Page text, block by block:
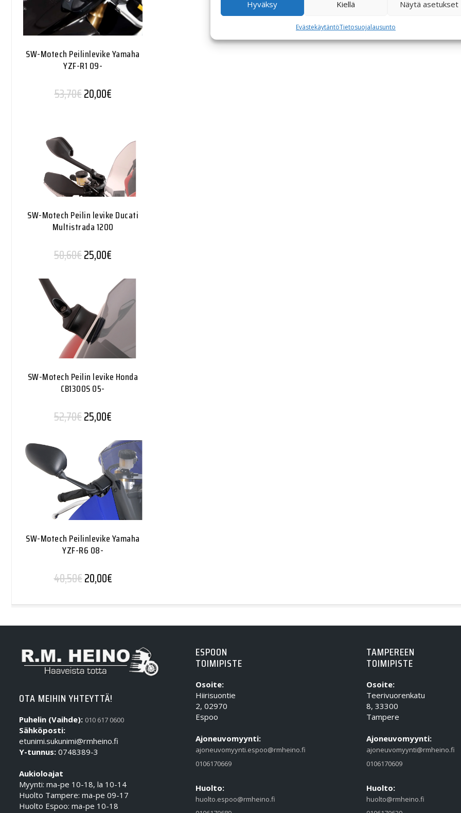
Hyväksy Kiellä Näytä asetukset
EvästekäytäntöTietosuojalausunto
SW-Motech Peilinlevike Yamaha
YZF-R1 09-
53,70€Alkuperäinen hinta oli: 53,70€.
20,00€Nykyinen hinta on: 20,00€.
SW-Motech Peilin levike Ducati
Multistrada 1200
50,60€Alkuperäinen hinta oli: 50,60€.
25,00€
SW-Motech Peilin levike Honda
CB1300S 05-
52,70€Alkuperäinen hinta oli: 52,70€.
25,00€
SW-Motech Peilinlevike Yamaha
YZF-R6 08-
40,50€Alkuperäinen hinta oli: 40,50€.
20,00€Nykyinen hinta on: 20,00€.
OTA MEIHIN YHTEYTTÄ!
Puhelin (Vaihde): 010 617 0600
Sähköposti:
etunimi.sukunimi@rmheino.fi
Y-tunnus: 0748389-3
Aukioloajat
Myynti: ma-pe 10-18, la 10-14
Huolto Tampere: ma-pe 09-17
Huolto Espoo: ma-pe 10-18
ESPOON
TOIMIPISTE
Osoite:
Hiirisuontie
2, 02970
Espoo
Ajoneuvomyynti:
ajoneuvomyynti.espoo@rmheino.fi
0106170669
Huolto:
huolto.espoo@rmheino.fi
TAMPEREEN
TOIMIPISTE
Osoite:
Teerivuorenkatu
8, 33300
Tampere
Ajoneuvomyynti:
ajoneuvomyynti@rmheino.fi
0106170609
Huolto:
huolto@rmheino.fi